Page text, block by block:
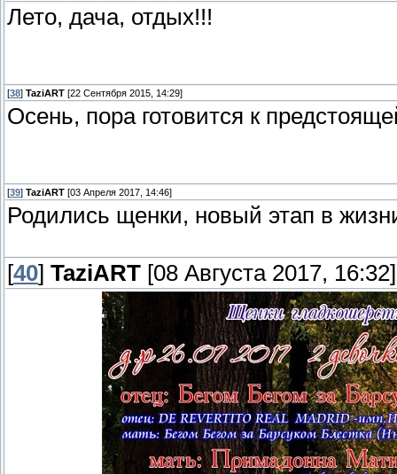
Лето, дача, отдых!!!
[38] TaziART [22 Сентября 2015, 14:29]
Осень, пора готовится к
[39] TaziART [03 Апреля 2017, 14:46]
Родились щенки, новый этап в
[40] TaziART [08 Августа 2017, 16:32]